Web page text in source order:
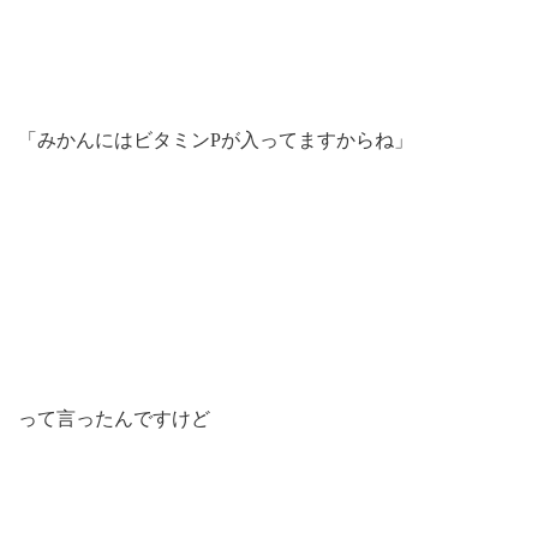
「みかんにはビタミンPが入ってますからね」
って言ったんですけど